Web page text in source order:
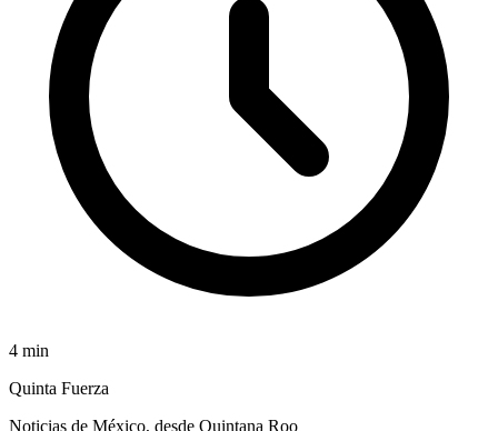
4 min
Quinta Fuerza
Noticias de México, desde Quintana Roo